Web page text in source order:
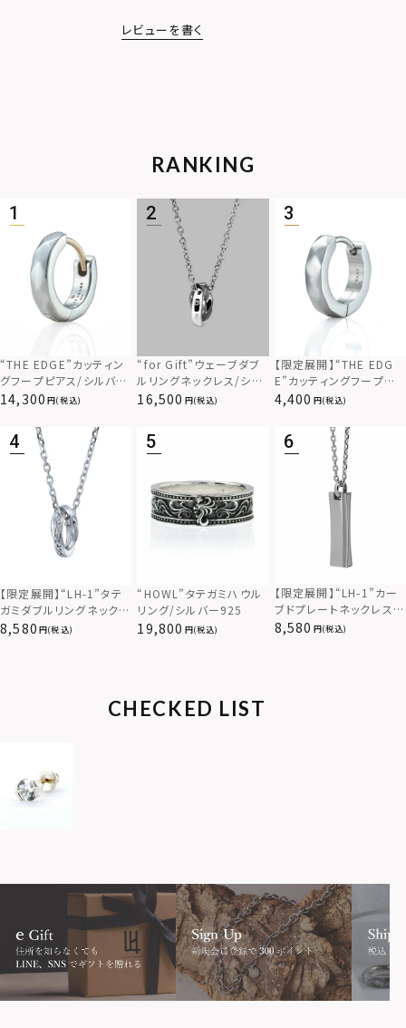
レビューを書く
RANKING
“THE EDGE”カッティン
グフープピアス/シルバー
925
14,300 (税込)
“for Gift”ウェーブダブ
ルリングネックレス/シル
バー×ブラック/シルバー
16,500 (税込)
【限定展開】“THE EDG
E”カッティングフープピ
アス/サージカルステンレ
4,400 (税込)
【限定展開】“LH-1”タテ
ガミダブルリングネックレ
ス（ツイスト/シルバー）/
8,580 (税込)
“HOWL”タテガミハウル
リング/シルバー925
19,800 (税込)
【限定展開】“LH-1”カー
ブドプレートネックレス/
サージカルステンレス（金
8,580 (税込)
CHECKED LIST